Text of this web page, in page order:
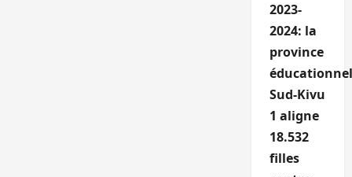
2023-
2024: la
province
Sud-Kivu
1 aligne
18.532
filles